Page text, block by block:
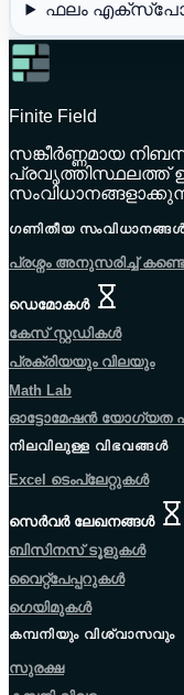
ഫലം
Finite Field
സങ്കീർണ്ണമായ
പ്രവൃത്തിസ്ഥലത്ത്
ഗണിതീയ
പ്രശ്നം അനുസരിച്ച്
ഡെമോകൾ
കേസ് സ്റ്റഡികൾ
പ്രക്രിയയും വിലയും
Math Lab
ഓട്ടോമേഷൻ യോഗ്യത
നിലവിലുള്ള വിഭവങ്ങൾ
Excel ടെംപ്ലേറ്റുകൾ
സെർവർ ലേഖനങ്ങൾ
ബിസിനസ് ടൂളുകൾ
വൈറ്റ്പേപ്പറുകൾ
ഗെയിമുകൾ
കമ്പനിയും വിശ്വാസവും
സുരക്ഷ